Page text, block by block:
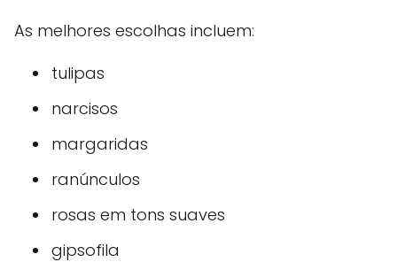
As melhores escolhas incluem:
tulipas
narcisos
margaridas
ranúnculos
rosas em tons suaves
gipsofila